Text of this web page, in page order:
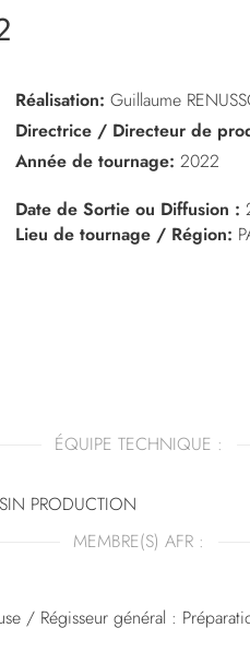
Réalisation: Guillaume
Directrice / Directeur de
Année de tournage: 2022
Date de Sortie ou Diffusion :
Lieu de tournage / Région:
ÉQUIPE TECHNIQUE :
PRODUCTION
MEMBRE(S) AFR :
/ Régisseur général :